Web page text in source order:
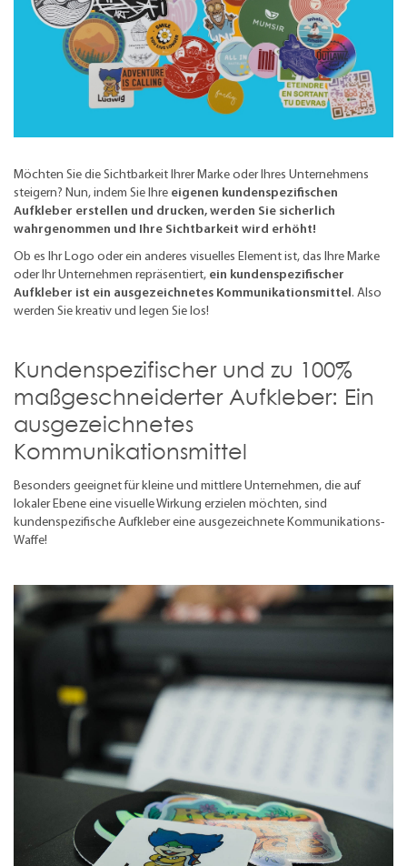
Möchten Sie die Sichtbarkeit Ihrer Marke oder Ihres Unternehmens
steigern? Nun, indem Sie Ihre eigenen kundenspezifischen
Aufkleber erstellen und drucken, werden Sie sicherlich
wahrgenommen und Ihre Sichtbarkeit wird erhöht!
Ob es Ihr Logo oder ein anderes visuelles Element ist, das Ihre Marke
oder Ihr Unternehmen repräsentiert, ein kundenspezifischer
Aufkleber ist ein ausgezeichnetes Kommunikationsmittel. Also
werden Sie kreativ und legen Sie los!
Kundenspezifischer und zu 100%
maßgeschneiderter Aufkleber: Ein
ausgezeichnetes
Kommunikationsmittel
Besonders geeignet für kleine und mittlere Unternehmen, die auf
lokaler Ebene eine visuelle Wirkung erzielen möchten, sind
kundenspezifische Aufkleber eine ausgezeichnete Kommunikations-
Waffe!